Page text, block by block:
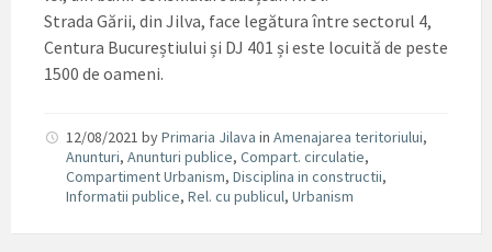
Strada Gării, din Jilva, face legătura între sectorul 4,
Centura Bucureștiului și DJ 401 și este locuită de peste
1500 de oameni.
12/08/2021 byPrimaria Jilava in Amenajarea teritoriului,
Anunturi, Anunturi publice, Compart. circulatie,
Compartiment Urbanism, Disciplina in constructii,
Informatii publice, Rel. cu publicul, Urbanism